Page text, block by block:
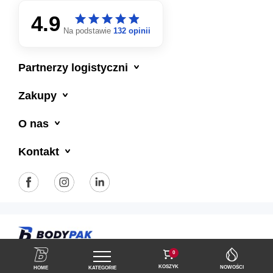
HOME KATEGORIE
0
KOSZYK NOWOŚCI
4.9 starstarstarstarstar
starstarstarstarstar
Na podstawie 132 opinii
Partnerzy logistyczni
Zakupy
O nas
Kontakt
Polityka prywatności Regulamin sklepu